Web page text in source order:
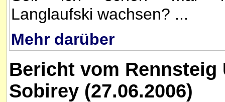
Langlaufski wachsen? ...
Mehr darüber
Bericht vom Rennsteig
Sobirey (27.06.2006)